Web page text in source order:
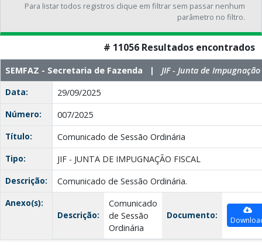
Para listar todos registros clique em filtrar sem passar nenhum
parâmetro no filtro.
# 11056 Resultados encontrados
SEMFAZ - Secretaria de Fazenda | JIF - Junta de
Data:
29/09/2025
Número:
007/2025
Título:
Comunicado de Sessão Ordinária
Tipo:
JIF - JUNTA DE IMPUGNAÇÃO FISCAL
Descrição:
Comunicado de Sessão Ordinária.
Anexo(s):
Descrição:
Comunicado
de Sessão
Ordinária
Documento: